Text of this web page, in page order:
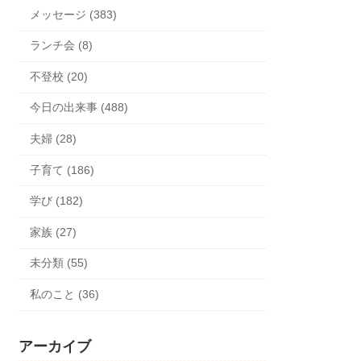
メッセージ (383)
ランチ会 (8)
不登校 (20)
今日の出来事 (488)
夫婦 (28)
子育て (186)
学び (182)
家族 (27)
未分類 (55)
私のこと (36)
アーカイブ